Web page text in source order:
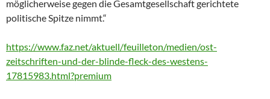
möglicherweise gegen die Gesamtgesellschaft gerichtete
politische Spitze nimmt.“
https://www.faz.net/aktuell/feuilleton/medien/ost-
zeitschriften-und-der-blinde-fleck-des-westens-
17815983.html?premium